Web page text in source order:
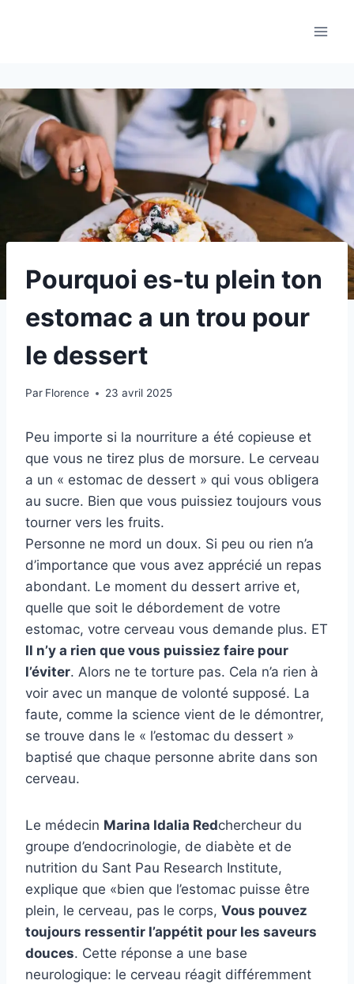
Pourquoi es-tu plein ton
estomac a un trou pour
le dessert
Par Florence 23 avril 2025
Peu importe si la nourriture a été copieuse et
que vous ne tirez plus de morsure. Le cerveau
a un « estomac de dessert » qui vous obligera
au sucre. Bien que vous puissiez toujours vous
tourner vers les fruits.
Personne ne mord un doux. Si peu ou rien n’a
d’importance que vous avez apprécié un repas
abondant. Le moment du dessert arrive et,
quelle que soit le débordement de votre
estomac, votre cerveau vous demande plus. ET
Il n’y a rien que vous puissiez faire pour
l’éviter. Alors ne te torture pas. Cela n’a rien à
voir avec un manque de volonté supposé. La
faute, comme la science vient de le démontrer,
se trouve dans le « l’estomac du dessert »
baptisé que chaque personne abrite dans son
cerveau.
Le médecin Marina Idalia Redchercheur du
groupe d’endocrinologie, de diabète et de
nutrition du Sant Pau Research Institute,
explique que «bien que l’estomac puisse être
plein, le cerveau, pas le corps, Vous pouvez
toujours ressentir l’appétit pour les saveurs
douces. Cette réponse a une base
neurologique: le cerveau réagit différemment